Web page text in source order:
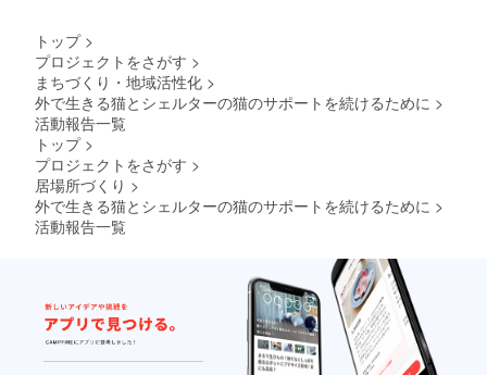
トップ >
プロジェクトをさがす >
まちづくり・地域活性化 >
外で生きる猫とシェルターの猫のサポートを続けるために >
活動報告一覧
トップ >
プロジェクトをさがす >
居場所づくり >
外で生きる猫とシェルターの猫のサポートを続けるために >
活動報告一覧